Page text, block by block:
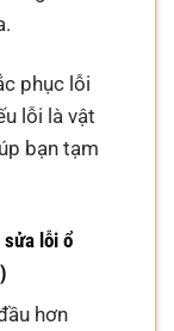
phục lỗi
lỗi là vật
bạn tạm
sửa lỗi ổ
hơn